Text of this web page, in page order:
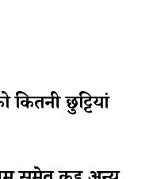
छुट्टियां